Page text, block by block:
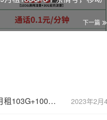
下一篇
2023年2月
【双百小钢炮】29月租103G+100分钟，另有203G版本，极速发货！